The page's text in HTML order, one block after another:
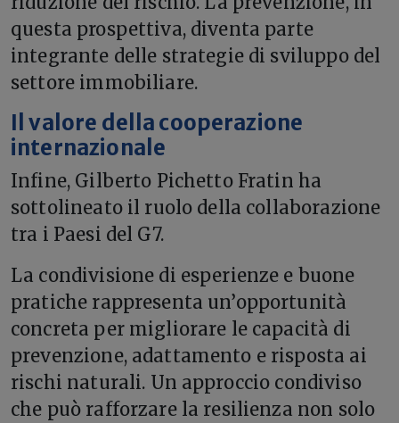
questa prospettiva, diventa parte
integrante delle strategie di sviluppo del
settore immobiliare.
Il valore della cooperazione
internazionale
Infine, Gilberto Pichetto Fratin ha
sottolineato il ruolo della collaborazione
tra i Paesi del G7.
La condivisione di esperienze e buone
pratiche rappresenta un’opportunità
concreta per migliorare le capacità di
prevenzione, adattamento e risposta ai
rischi naturali. Un approccio condiviso
che può rafforzare la resilienza non solo